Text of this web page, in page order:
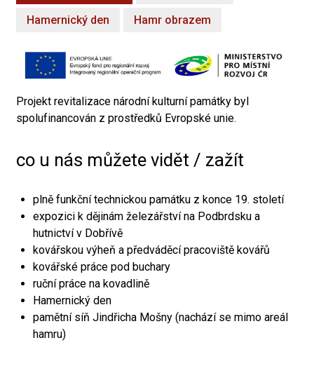
Hamernický den Hamr obrazem
Projekt revitalizace národní kulturní památky byl
spolufinancován z prostředků Evropské unie.
co u nás můžete vidět / zažít
plně funkční technickou památku z konce 19. století
expozici k dějinám železářství na Podbrdsku a
hutnictví v Dobřívě
kovářskou výheň a předváděcí pracoviště kovářů
kovářské práce pod buchary
ruční práce na kovadlině
Hamernický den
pamětní síň Jindřicha Mošny (nachází se mimo areál
hamru)